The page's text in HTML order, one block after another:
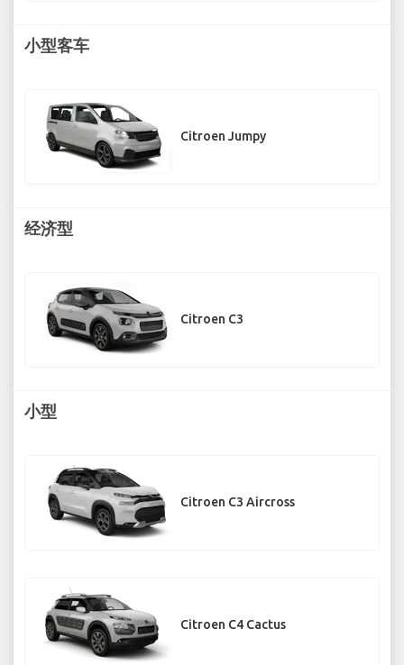
小型客车
Citroen Jumpy
经济型
Citroen C3
小型
Citroen C3 Aircross
Citroen C4 Cactus